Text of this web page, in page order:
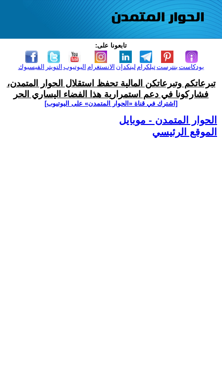
تابعونا على:
الفيسبوك التويتر اليوتيوب الانستغرام لينكدإن تيلكرامبنترست بودكاست
تبرعاتكم وتبرعاتكن المالية تحفظ استقلال الحوار المتمدن،
فشاركونا في دعم استمرارية هذا الفضاء اليساري الحر
[اشترك في قناة ‫«الحوار المتمدن» على اليوتيوب]
الحوار المتمدن - موبايل
الموقع الرئيسي